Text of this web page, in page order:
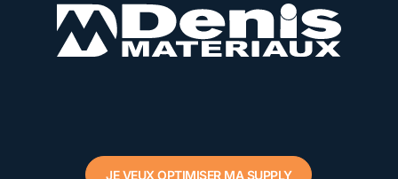
JE VEUX OPTIMISER MA SUPPLY